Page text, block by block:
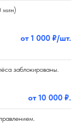
мин)
от 1 000 ₽/шт.
заблокированы.
от 10 000 ₽.